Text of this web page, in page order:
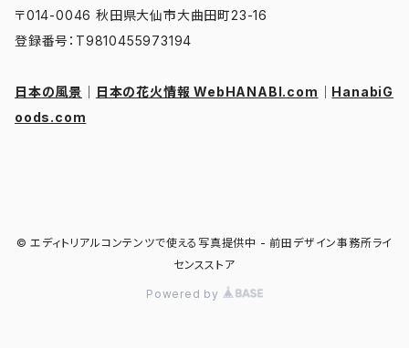
〒014-0046 秋田県大仙市大曲田町23-16
登録番号：T9810455973194
日本の風景 日本の花火情報 WebHANABI.com
HanabiG
oods.com
© エディトリアルコンテンツで使える写真提供中 - 前田デザイン事務所ライ
センスストア
Powered by